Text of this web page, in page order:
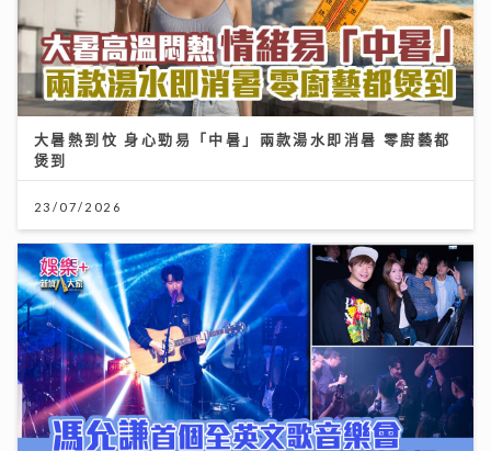
大暑熱到忟 身心勁易「中暑」兩款湯水即消暑 零廚藝都
煲到
23/07/2026